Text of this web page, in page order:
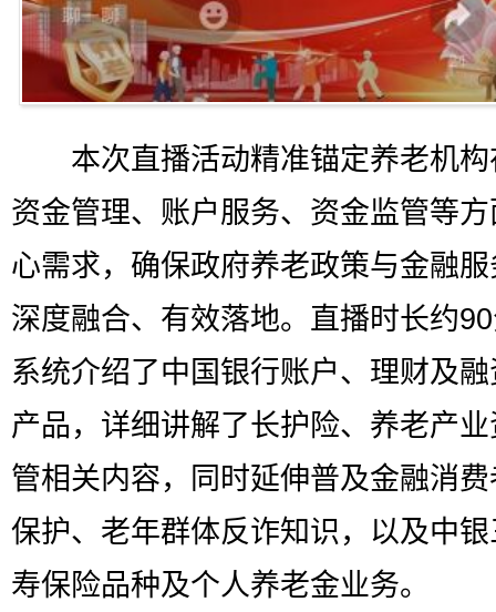
本次直播活动精准锚定养老机构
资金管理、账户服务、资金监管等
心需求，确保政府养老政策与金融
深度融合、有效落地。直播时长约
系统介绍了中国银行账户、理财及
产品，详细讲解了长护险、养老产
管相关内容，同时延伸普及金融消
保护、老年群体反诈知识，以及中
寿保险品种及个人养老金业务。